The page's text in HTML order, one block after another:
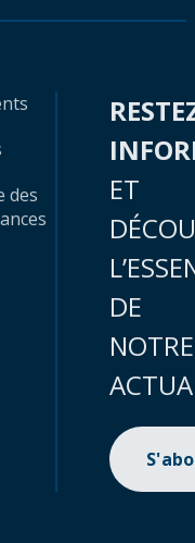
des
ET
DE
NOTRE